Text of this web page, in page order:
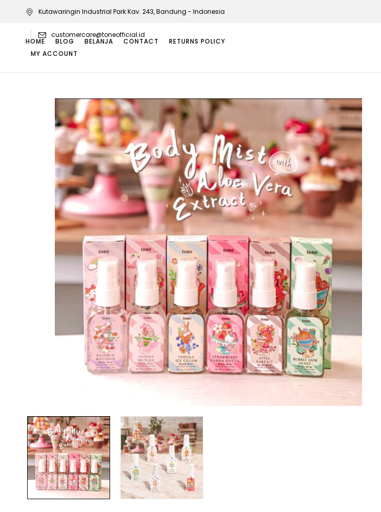
Kutawaringin Industrial Park Kav. 243, Bandung - Indonesia
customercare@toneofficial.id
HOME BLOG BELANJA CONTACT
RETURNS POLICY
MY ACCOUNT